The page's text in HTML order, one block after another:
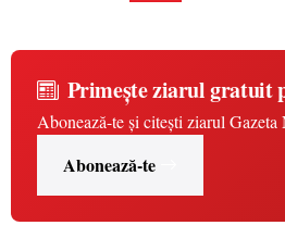
Primește ziarul gratuit
Abonează-te și citești ziarul
Abonează-te